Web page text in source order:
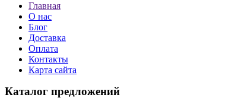
Главная
О нас
Блог
Доставка
Оплата
Контакты
Карта сайта
Каталог предложений